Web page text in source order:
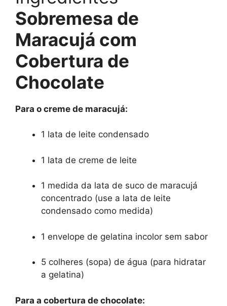
Sobremesa de
Maracujá com
Cobertura de
Chocolate
Para o creme de maracujá:
1 lata de leite condensado
1 lata de creme de leite
1 medida da lata de suco de maracujá
concentrado (use a lata de leite
condensado como medida)
1 envelope de gelatina incolor sem sabor
5 colheres (sopa) de água (para hidratar
a gelatina)
Para a cobertura de chocolate: